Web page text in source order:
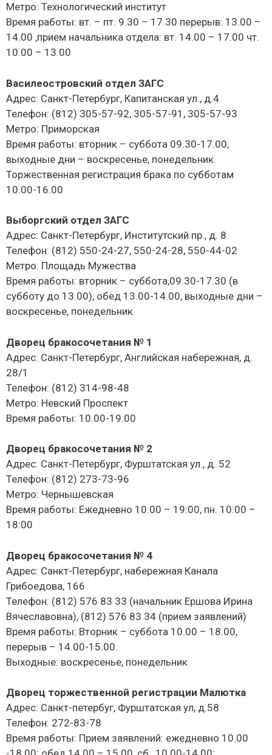
Метро: Технологический институт
Время работы: вт. – пт. 9.30 – 17.30 перерыв: 13.00 –
14.00 ,прием начальника отдела: вт. 14.00 – 17.00 чт.
10.00 – 13.00
Василеостровский отдел ЗАГС
Адрес: Санкт-Петербург, Капитанская ул., д.4
Телефон: (812) 305-57-92, 305-57-91, 305-57-93
Метро: Приморская
Время работы: вторник – суббота 09.30-17.00,
выходные дни – воскресенье, понедельник.
Торжественная регистрация брака по субботам
10.00-16.00
Выборгский отдел ЗАГС
Адрес: Санкт-Петербург, Институтский пр., д. 8
Телефон: (812) 550-24-27, 550-24-28, 550-44-02
Метро: Площадь Мужества
Время работы: вторник – суббота,09.30-17.30 (в
субботу до 13.00), обед 13.00-14.00, выходные дни –
воскресенье, понедельник.
Дворец бракосочетания № 1
Адрес: Санкт-Петербург, Английская набережная, д.
28/1
Телефон: (812) 314-98-48
Метро: Невский Проспект
Время работы: 10.00-19.00
Дворец бракосочетания № 2
Адрес: Санкт-Петербург, Фурштатская ул., д. 52
Телефон: (812) 273-73-96
Метро: Чернышевская
Время работы: Ежедневно 10.00 – 19:00, пн. 10:00 –
18:00
Дворец бракосочетания № 4
Адрес: Санкт-Петербург, набережная Канала
Грибоедова, 166
Телефон: (812) 576 83 33 (начальник Ершова Ирина
Вячеславовна), (812) 576 83 34 (прием заявлений)
Время работы: Вторник – суббота 10.00 – 18.00,
перерыв – 14.00-15.00.
Выходные: воскресенье, понедельник
Дворец торжественной регистрации Малютка
Адрес: Санкт-петербуг, Фурштатская ул, д.58
Телефон: 272-83-78
Время работы: Прием заявлений: ежедневно 10.00